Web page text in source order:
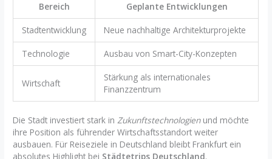
Bereich Geplante Entwicklungen
Stadtentwicklung Neue nachhaltige Architekturprojekte
Technologie Ausbau von Smart-City-Konzepten
Wirtschaft
Stärkung als internationales
Finanzzentrum
Die Stadt investiert stark inZukunftstechnologienund möchte
ihre Position als führender Wirtschaftsstandort weiter
ausbauen. Für Reiseziele in Deutschland bleibt Frankfurt ein
absolutes Highlight bei Städtetrips Deutschland.